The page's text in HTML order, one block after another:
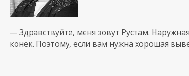
— Здравствуйте, меня зовут Рустам.
конек. Поэтому, если вам нужна хорошая